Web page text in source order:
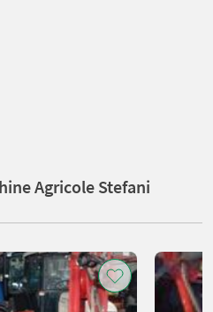
Agricole Stefani